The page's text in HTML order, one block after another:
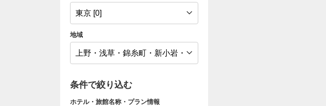
地域
条件で絞り込む
ホテル・旅館名称・プラン情報